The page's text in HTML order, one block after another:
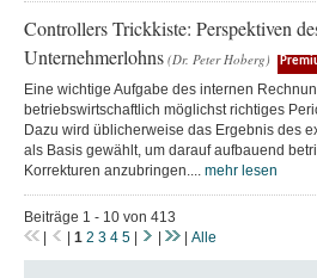
Controllers Trickkiste: Perspektiven
Unternehmerlohns (Dr. Peter Hoberg)
Eine wichtige Aufgabe des internen
betriebswirtschaftlich möglichst richtiges
Dazu wird üblicherweise das Ergebnis des
als Basis gewählt, um darauf aufbauend
Korrekturen anzubringen.... mehr lesen
Beiträge 1 - 10 von 413
1 2 3 4 5 Alle